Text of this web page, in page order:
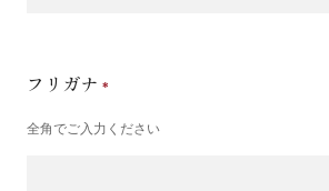
フリガナ
全角でご入力ください